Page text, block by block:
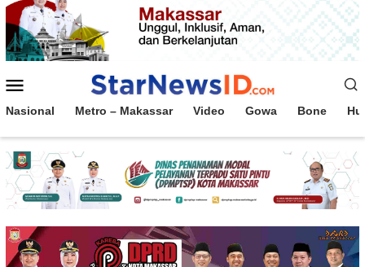
Mobile
Nasional Metro – Makassar Video Gowa Bone